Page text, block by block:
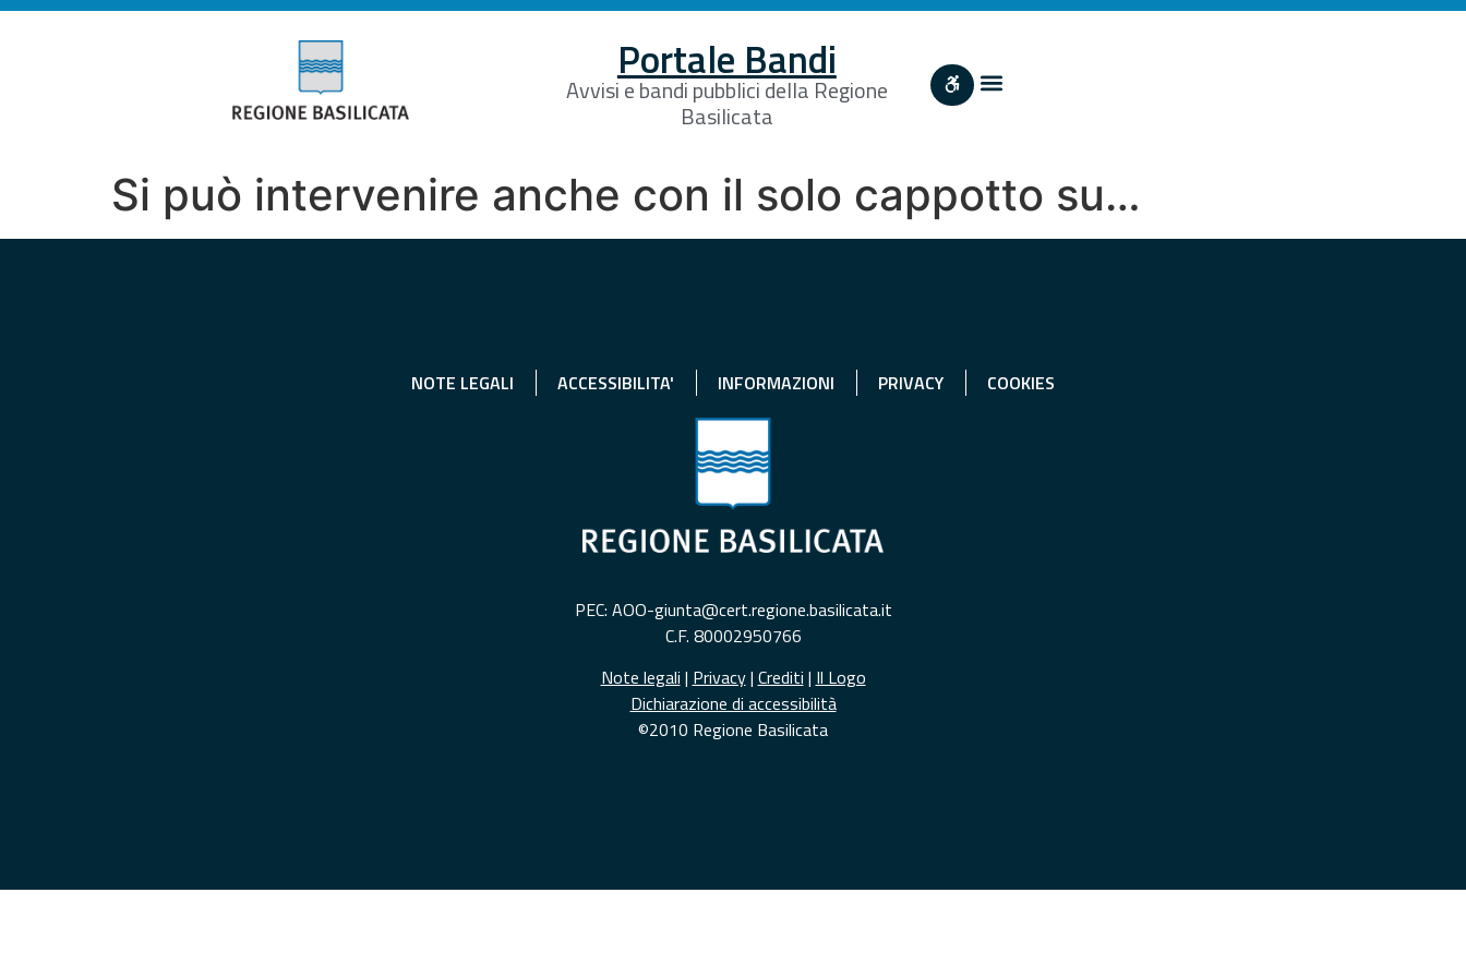
Portale Bandi
Avvisi e bandi pubblici della Regione
Basilicata
Si può intervenire anche con il solo cappotto su…
NOTE LEGALI ACCESSIBILITA' INFORMAZIONI PRIVACY COOKIES
PEC: AOO-giunta@cert.regione.basilicata.it
C.F. 80002950766
Note legali | Privacy| Crediti | Il Logo
Dichiarazione di accessibilità
©2010 Regione Basilicata